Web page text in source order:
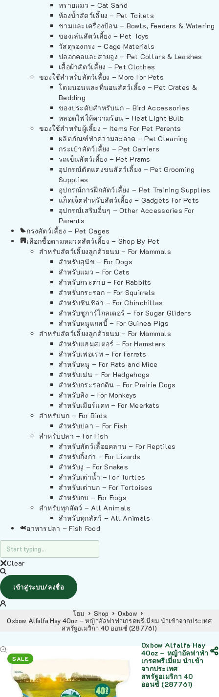
ทรายแมว – Cat Sand
ห้องน้ำสัตว์เลี้ยง – Pet Toilets
ชามและเครื่องป้อน – Bowls, Feeders & Watering
ของเล่นสัตว์เลี้ยง – Pet Toys
วัสดุรองกรง – Cage Materials
ปลอกคอและสายจูง – Pet Collars & Leashes
เสื้อผ้าสัตว์เลี้ยง – Pet Clothes
ของใช้สำหรับสัตว์เลี้ยง – More For Pets
โดมนอนและที่นอนสัตว์เลี้ยง – Pet Crates &
Bedding
ของประดับสำหรับนก – Bird Accessories
หลอดไฟให้ความร้อน – Heat Light Bulb
ของใช้สำหรับผู้เลี้ยง – Items For Pet Parents
ผลิตภัณฑ์ทำความสะอาด – Pet Cleaning
กระเป๋าสัตว์เลี้ยง – Pet Carriers
รถเข็นสัตว์เลี้ยง – Pet Prams
อุปกรณ์ตัดแต่งขนสัตว์เลี้ยง – Pet Grooming
Supplies
อุปกรณ์การฝึกสัตว์เลี้ยง – Pet Training Supplies
แก็ดเจ็ตสำหรับสัตว์เลี้ยง – Gadgets For Pets
อุปกรณ์เสริมอื่นๆ – Other Accessories For
Parents
กรงสัตว์เลี้ยง – Pet Cages
เลือกซื้อตามหมวดสัตว์เลี้ยง – Shop By Pet
สำหรับสัตว์เลี้ยงลูกด้วยนม – For Mammals
สำหรับสุนัข – For Dogs
สำหรับแมว – For Cats
สำหรับกระต่าย – For Rabbits
สำหรับกระรอก – For Squirrels
สำหรับชินชิล่า – For Chinchillas
สำหรับชูการ์ไกลเดอร์ – For Sugar Gliders
สำหรับหนูแกสบี้ – For Guinea Pigs
สำหรับสัตว์เลี้ยงลูกด้วยนม – For Mammals
สำหรับแฮมสเตอร์ – For Hamsters
สำหรับเฟอเรท – For Ferrets
สำหรับหนู – For Rats and Mice
สำหรับเม่น – For Hedgehogs
สำหรับกระรอกดิน – For Prairie Dogs
สำหรับลิง – For Monkeys
สำหรับเมียร์แคท – For Meerkats
สำหรับนก – For Birds
สำหรับปลา – For Fish
สำหรับปลา – For Fish
สำหรับสัตว์เลื้อยคลาน – For Reptiles
สำหรับกิ้งก่า – For Lizards
สำหรับงู – For Snakes
สำหรับเต่าน้ำ – For Turtles
สำหรับเต่าบก – For Tortoises
สำหรับกบ – For Frogs
สำหรับทุกสัตว์ – All Animals
สำหรับทุกสัตว์ – All Animals
อาหารปลา – Fish Food
Clear
เข้าสู่ระบบ/ลงชื่อ
โฮม Shop
Oxbow
Oxbow Alfalfa Hay 40oz – หญ้าอัลฟาฟ่าเกรดพรีเมี่ยม นำเข้าจากประเทศ
สหรัฐอเมริกา 40 ออนซ์ (287761)
SALE
Oxbow Alfalfa Hay
40oz – หญ้าอัลฟาฟ่า
เกรดพรีเมี่ยม นำเข้า
จากประเทศ
สหรัฐอเมริกา 40
ออนซ์ (287761)